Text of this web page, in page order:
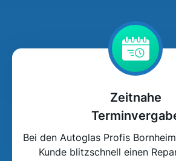
Zeitnahe
Bei den Autoglas Profis
Kunde blitzschnell einen